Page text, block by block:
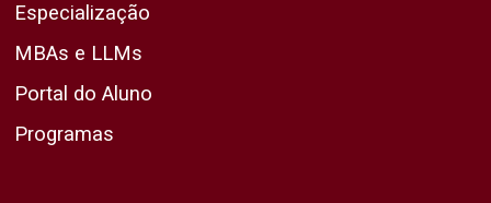
Especialização
MBAs e LLMs
Portal do Aluno
Programas